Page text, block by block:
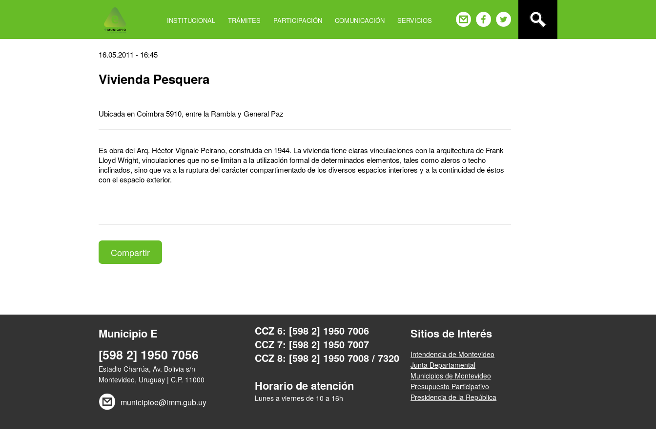
INSTITUCIONAL TRÁMITES PARTICIPACIÓN COMUNICACIÓN SERVICIOS
Back
top
16.05.2011 - 16:45
Vivienda Pesquera
Ubicada en Coimbra 5910, entre la Rambla y General Paz
Es obra del Arq. Héctor Vignale Peirano, construida en 1944. La vivienda tiene claras vinculaciones con la arquitectura de Frank
Lloyd Wright, vinculaciones que no se limitan a la utilización formal de determinados elementos, tales como aleros o techo
inclinados, sino que va a la ruptura del carácter compartimentado de los diversos espacios interiores y a la continuidad de éstos
con el espacio exterior.
Compartir
Municipio E
[598 2] 1950 7056
Estadio Charrúa, Av. Bolivia s/n
Montevideo, Uruguay | C.P. 11000
municipioe@imm.gub.uy
CCZ 6: [598 2] 1950 7006
CCZ 7: [598 2] 1950 7007
CCZ 8: [598 2] 1950 7008 / 7320
Horario de atención
Lunes a viernes de 10 a 16h
Sitios de Interés
Intendencia de Montevideo
Junta Departamental
Municipios de Montevideo
Presupuesto Participativo
Presidencia de la República